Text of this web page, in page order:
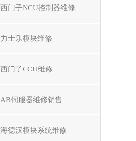
西门子NCU控制器维修
力士乐模块维修
西门子CCU维修
AB伺服器维修销售
海德汉模块系统维修